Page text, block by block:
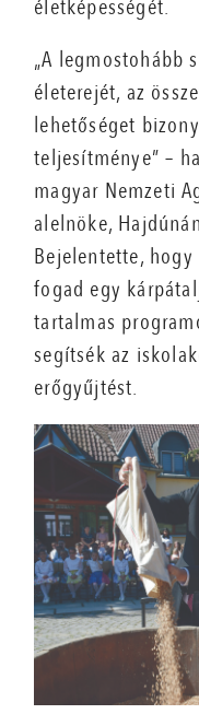
életképességét.
„A legmostohább
életerejét, az
lehetőséget
teljesítménye” –
magyar Nemzeti
alelnöke,
Bejelentette,
fogad egy
tartalmas
segítsék az
erőgyűjtést.